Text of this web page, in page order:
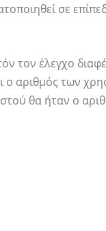
σε
τον έλεγχο
ο αριθμός των
θα ήταν ο